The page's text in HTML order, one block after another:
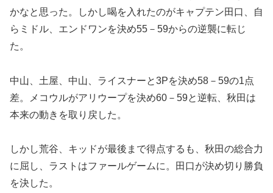
かなと思った。しかし喝を入れたのがキャプテン田口、自
らミドル、エンドワンを決め55－59からの逆襲に転じ
た。
中山、土屋、中山、ライスナーと3Pを決め58－59の1点
差。メコウルがアリウープを決め60－59と逆転、秋田は
本来の動きを取り戻した。
しかし荒谷、キッドが最後まで得点するも、秋田の総合力
に屈し、ラストはファールゲームに。田口が決め切り勝負
を決した。